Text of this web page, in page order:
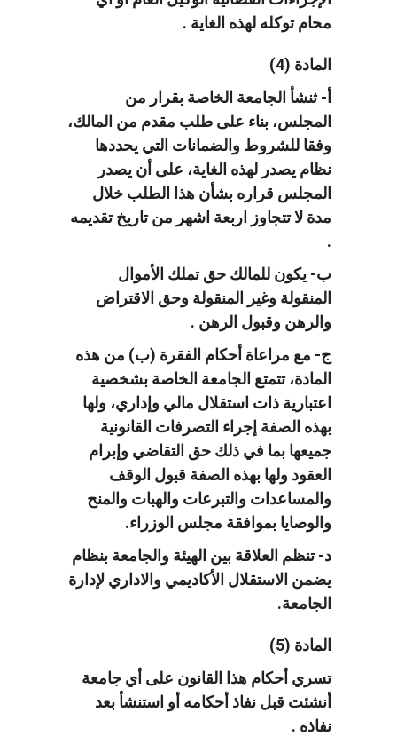
محام توكله لهذه الغاية .
المادة (4)
أ- ثنشأ الجامعة الخاصة بقرار من
المجلس، بناء على طلب مقدم من المالك،
وفقا للشروط والضمانات التي يحددها
نظام يصدر لهذه الغاية، على أن يصدر
المجلس قراره بشأن هذا الطلب خلال
مدة لا تتجاوز اربعة اشهر من تاريخ تقديمه
.
ب- يكون للمالك حق تملك الأموال
المنقولة وغير المنقولة وحق الاقتراض
والرهن وقبول الرهن .
ج- مع مراعاة أحكام الفقرة (ب) من هذه
المادة، تتمتع الجامعة الخاصة بشخصية
اعتبارية ذات استقلال مالي وإداري، ولها
بهذه الصفة إجراء التصرفات القانونية
جميعها بما في ذلك حق التقاضي وإبرام
العقود ولها بهذه الصفة قبول الوقف
والمساعدات والتبرعات والهبات والمنح
والوصايا بموافقة مجلس الوزراء.
د- تنظم العلاقة بين الهيئة والجامعة بنظام
يضمن الاستقلال الأكاديمي والاداري لإدارة
الجامعة.
المادة (5)
تسري أحكام هذا القانون على أي جامعة
أنشئت قبل نفاذ أحكامه أو استنشأ بعد
نفاذه .